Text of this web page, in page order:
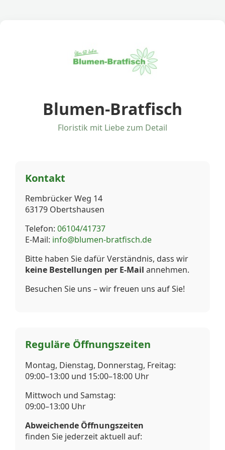
Blumen-Bratfisch
Floristik mit Liebe zum Detail
Kontakt
Rembrücker Weg 14
63179 Obertshausen
Telefon: 06104/41737
E-Mail: info@blumen-bratfisch.de
Bitte haben Sie dafür Verständnis, dass wir
keine Bestellungen per E-Mail annehmen.
Besuchen Sie uns – wir freuen uns auf Sie!
Reguläre Öffnungszeiten
Montag, Dienstag, Donnerstag, Freitag:
09:00–13:00 und 15:00–18:00 Uhr
Mittwoch und Samstag:
09:00–13:00 Uhr
Abweichende Öffnungszeiten
finden Sie jederzeit aktuell auf: